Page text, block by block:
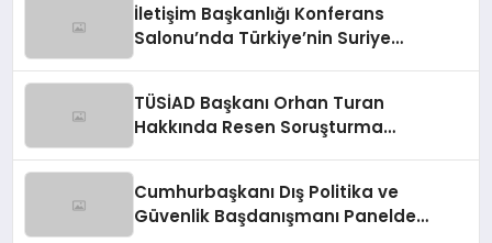
İletişim Başkanlığı Konferans
Salonu’nda Türkiye’nin Suriye
TÜSİAD Başkanı Orhan Turan
Hakkında Resen Soruşturma
Cumhurbaşkanı Dış Politika ve
Güvenlik Başdanışmanı Panelde